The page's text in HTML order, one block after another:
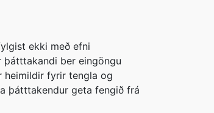
ekki með efni
þátttakandi ber eingöngu
heimildir fyrir tengla og
þátttakendur geta fengið frá